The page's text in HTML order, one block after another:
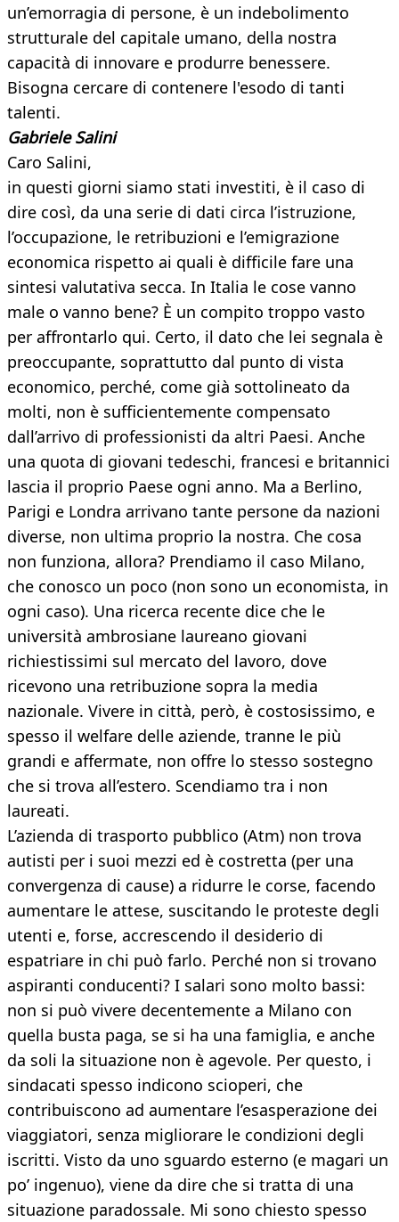
un’emorragia di persone, è un indebolimento
strutturale del capitale umano, della nostra
capacità di innovare e produrre benessere.
Bisogna cercare di contenere l'esodo di tanti
talenti.
Gabriele Salini
Caro Salini,
in questi giorni siamo stati investiti, è il caso di
dire così, da una serie di dati circa l’istruzione,
l’occupazione, le retribuzioni e l’emigrazione
economica rispetto ai quali è difficile fare una
sintesi valutativa secca. In Italia le cose vanno
male o vanno bene? È un compito troppo vasto
per affrontarlo qui. Certo, il dato che lei segnala è
preoccupante, soprattutto dal punto di vista
economico, perché, come già sottolineato da
molti, non è sufficientemente compensato
dall’arrivo di professionisti da altri Paesi. Anche
una quota di giovani tedeschi, francesi e britannici
lascia il proprio Paese ogni anno. Ma a Berlino,
Parigi e Londra arrivano tante persone da nazioni
diverse, non ultima proprio la nostra. Che cosa
non funziona, allora? Prendiamo il caso Milano,
che conosco un poco (non sono un economista, in
ogni caso). Una ricerca recente dice che le
università ambrosiane laureano giovani
richiestissimi sul mercato del lavoro, dove
ricevono una retribuzione sopra la media
nazionale. Vivere in città, però, è costosissimo, e
spesso il welfare delle aziende, tranne le più
grandi e affermate, non offre lo stesso sostegno
che si trova all’estero. Scendiamo tra i non
laureati.
L’azienda di trasporto pubblico (Atm) non trova
autisti per i suoi mezzi ed è costretta (per una
convergenza di cause) a ridurre le corse, facendo
aumentare le attese, suscitando le proteste degli
utenti e, forse, accrescendo il desiderio di
espatriare in chi può farlo. Perché non si trovano
aspiranti conducenti? I salari sono molto bassi:
non si può vivere decentemente a Milano con
quella busta paga, se si ha una famiglia, e anche
da soli la situazione non è agevole. Per questo, i
sindacati spesso indicono scioperi, che
contribuiscono ad aumentare l’esasperazione dei
viaggiatori, senza migliorare le condizioni degli
iscritti. Visto da uno sguardo esterno (e magari un
po’ ingenuo), viene da dire che si tratta di una
situazione paradossale. Mi sono chiesto spesso